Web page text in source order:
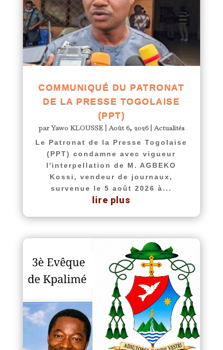
COMMUNIQUÉ DU PATRONAT
DE LA PRESSE TOGOLAISE
(PPT)
parYawo KLOUSSE|Août 6, 2026|Actualités
Le Patronat de la Presse Togolaise
(PPT) condamne avec vigueur
l'interpellation de M. AGBEKO
Kossi, vendeur de journaux,
survenue le 5 août 2026 à...
lire plus